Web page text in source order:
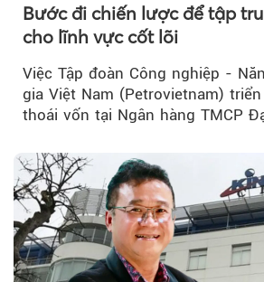
Bước đi chiến lược để tập
cho lĩnh vực cốt lõi
Việc Tập đoàn Công nghiệp -
gia Việt Nam (Petrovietnam)
thoái vốn tại Ngân hàng TMCP